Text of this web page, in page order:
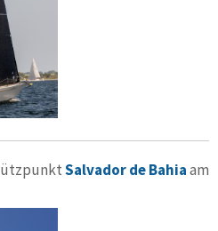
Salvador de Bahiaam